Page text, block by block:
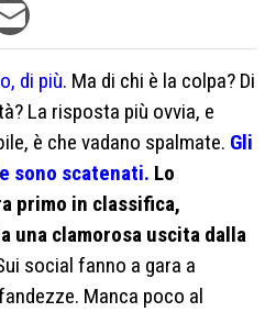
di più. Ma di chi è la colpa? Di
La risposta più ovvia, e
è che vadano spalmate. Gli
sono scatenati. Lo
primo in classifica,
una clamorosa uscita dalla
social fanno a gara a
Manca poco al